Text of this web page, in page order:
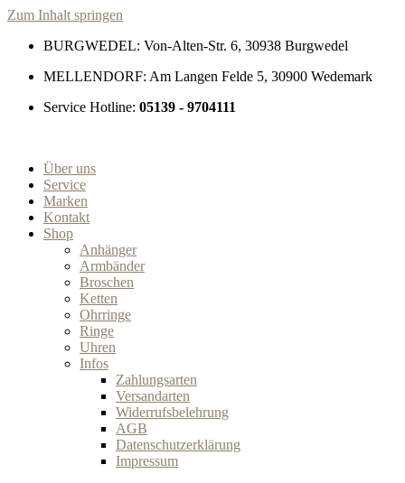
Zum Inhalt springen
BURGWEDEL: Von-Alten-Str. 6, 30938 Burgwedel
MELLENDORF: Am Langen Felde 5, 30900 Wedemark
Service Hotline: 05139 - 9704111
Über uns
Service
Marken
Kontakt
Shop
Anhänger
Armbänder
Broschen
Ketten
Ohrringe
Ringe
Uhren
Infos
Zahlungsarten
Versandarten
Widerrufsbelehrung
AGB
Datenschutzerklärung
Impressum